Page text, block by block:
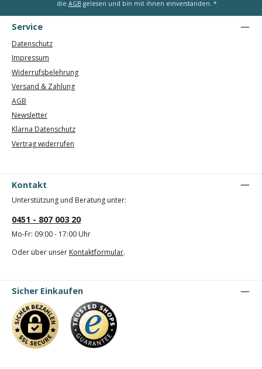
die AGB gelesen und bin mit ihnen einverstanden. *
Service
Datenschutz
Impressum
Widerrufsbelehrung
Versand & Zahlung
AGB
Newsletter
Klarna Datenschutz
Vertrag widerrufen
Kontakt
Unterstützung und Beratung unter:
0451 - 807 003 20
Mo-Fr: 09:00 - 17:00 Uhr
Oder über unser Kontaktformular.
Sicher Einkaufen